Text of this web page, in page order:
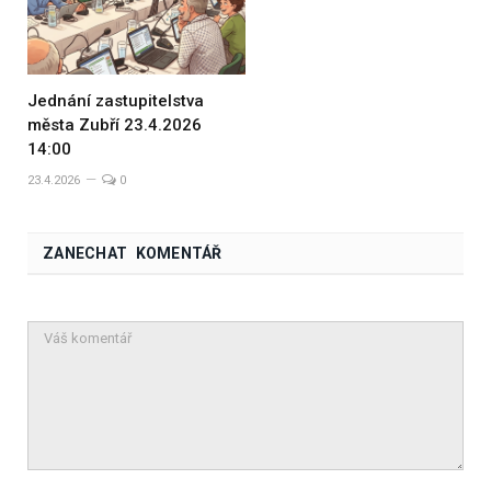
Jednání zastupitelstva
města Zubří 23.4.2026
14:00
23.4.2026 0
ZANECHAT KOMENTÁŘ